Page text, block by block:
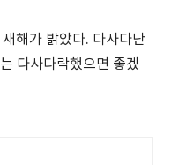
해가 밝았다. 다사다난
다사다락했으면 좋겠